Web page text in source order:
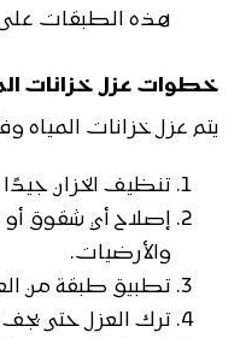
هذه الطبقات على
خطوات عزل خزانات
يتم عزل خزانات المياه
تنظيف الخزان جيدًا
إصلاح أي شقوق أو
والأرضيات.
تطبيق طبقة من
ترك العزل حتى يجف